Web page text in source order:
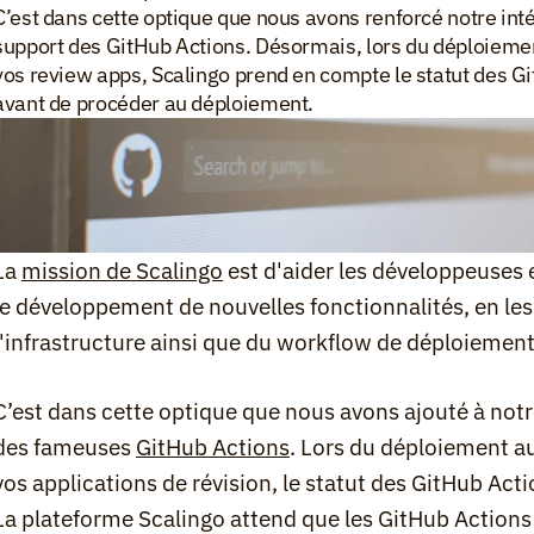
dans cette optique que nous avons renforcé notre
des GitHub Actions. Désormais, lors du
review apps, Scalingo prend en compte le statut des
de procéder au déploiement.
mission de Scalingo est d'aider les
développement de nouvelles fonctionnalités, en
ainsi que du workflow de
dans cette optique que nous avons ajouté à
fameuses GitHub Actions. Lors du déploiement
applications de révision, le statut des GitHub
plateforme Scalingo attend que les GitHub